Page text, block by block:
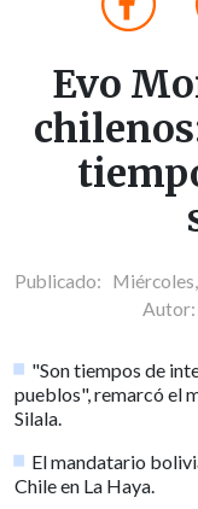
Evo
Publicado:
Autor:
"Son tiempos de
pueblos", remarcó el
Silala.
El mandatario
Chile en La Haya.